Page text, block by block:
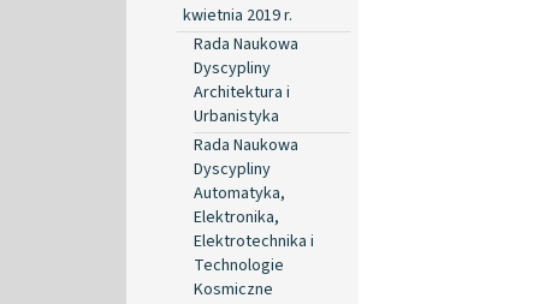
kwietnia 2019 r.
Rada Naukowa
Dyscypliny
Architektura i
Urbanistyka
Rada Naukowa
Dyscypliny
Automatyka,
Elektronika,
Elektrotechnika i
Technologie
Kosmiczne